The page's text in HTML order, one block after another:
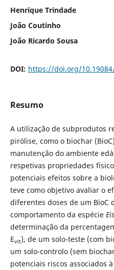
Henrique Trindade
João Coutinho
João Ricardo Sousa
DOI: https://doi.org/
Resumo
A utilização de subprodutos
pirólise, como o biochar
manutenção do ambiente
respetivas propriedades
potenciais efeitos sobre a
teve como objetivo avaliar o
diferentes doses de um BioC
comportamento da espécie
determinação da
Evit), de um solo-teste (com
um solo-controlo (sem
potenciais riscos associados